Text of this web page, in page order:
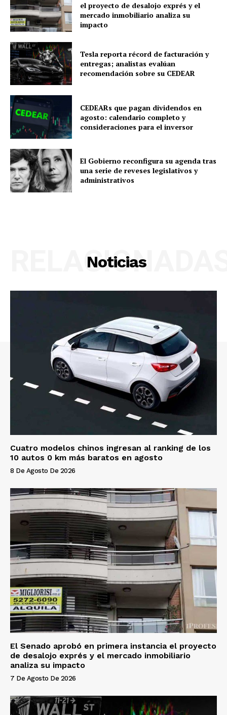
el proyecto de desalojo exprés y el
mercado inmobiliario analiza su
impacto
Tesla reporta récord de facturación y
entregas; analistas evalúan
recomendación sobre su CEDEAR
CEDEARs que pagan dividendos en
agosto: calendario completo y
consideraciones para el inversor
El Gobierno reconfigura su agenda tras
una serie de reveses legislativos y
administrativos
Noticias
Cuatro modelos chinos ingresan al ranking de los
10 autos 0 km más baratos en agosto
8 De Agosto De 2026
El Senado aprobó en primera instancia el proyecto
de desalojo exprés y el mercado inmobiliario
analiza su impacto
7 De Agosto De 2026